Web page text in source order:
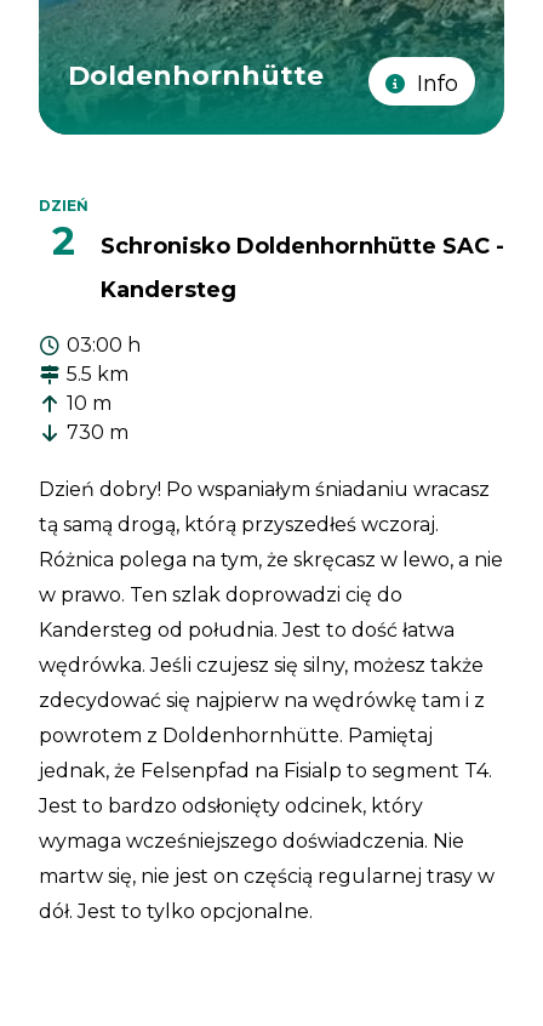
Doldenhornhütte Info
DZIEŃ
2
Schronisko Doldenhornhütte SAC -
Kandersteg
03:00 h
5.5 km
10 m
730 m
Dzień dobry! Po wspaniałym śniadaniu wracasz
tą samą drogą, którą przyszedłeś wczoraj.
Różnica polega na tym, że skręcasz w lewo, a nie
w prawo. Ten szlak doprowadzi cię do
Kandersteg od południa. Jest to dość łatwa
wędrówka. Jeśli czujesz się silny, możesz także
zdecydować się najpierw na wędrówkę tam i z
powrotem z Doldenhornhütte. Pamiętaj
jednak, że Felsenpfad na Fisialp to segment T4.
Jest to bardzo odsłonięty odcinek, który
wymaga wcześniejszego doświadczenia. Nie
martw się, nie jest on częścią regularnej trasy w
dół. Jest to tylko opcjonalne.